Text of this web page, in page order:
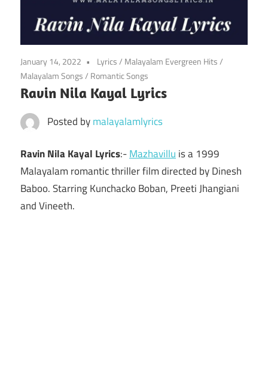
January 14, 2022 Lyrics/ Malayalam Evergreen Hits/
Malayalam Songs/ Romantic Songs
Ravin Nila Kayal Lyrics
Posted bymalayalamlyrics
Ravin Nila Kayal Lyrics:-Mazhavilluis a 1999
Malayalam romantic thriller film directed by Dinesh
Baboo. Starring Kunchacko Boban, Preeti Jhangiani
and Vineeth.